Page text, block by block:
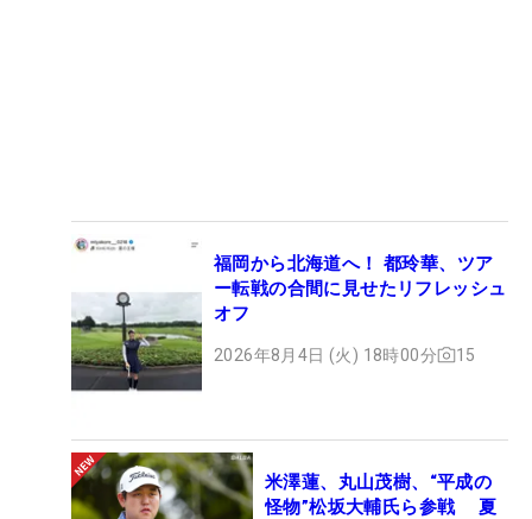
福岡から北海道へ！ 都玲華、ツア
ー転戦の合間に見せたリフレッシュ
オフ
2026年8月4日 (火) 18時00分 15
米澤蓮、丸山茂樹、“平成の
怪物”松坂大輔氏ら参戦 夏